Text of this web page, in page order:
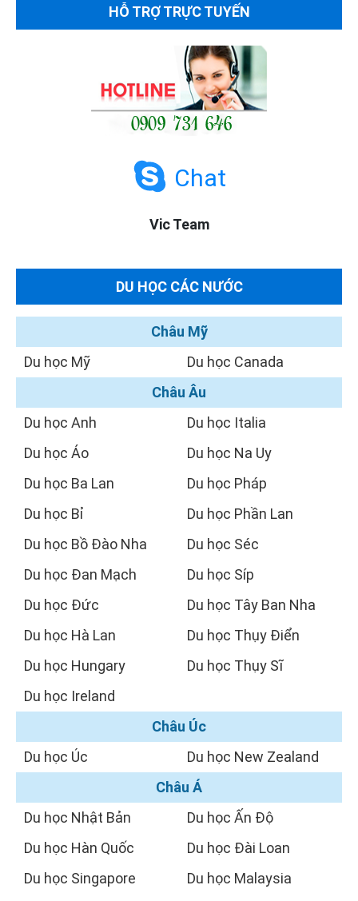
HỖ TRỢ TRỰC TUYẾN
Chat
Vic Team
DU HỌC CÁC NƯỚC
Châu Mỹ
Du học Mỹ
Du học Canada
Châu Âu
Du học Anh
Du học Áo
Du học Ba Lan
Du học Bỉ
Du học Bồ Đào Nha
Du học Đan Mạch
Du học Đức
Du học Hà Lan
Du học Hungary
Du học Ireland
Du học Italia
Du học Na Uy
Du học Pháp
Du học Phần Lan
Du học Séc
Du học Síp
Du học Tây Ban Nha
Du học Thụy Điển
Du học Thụy Sĩ
Châu Úc
Du học Úc
Du học New Zealand
Châu Á
Du học Nhật Bản
Du học Hàn Quốc
Du học Singapore
Du học Ấn Độ
Du học Đài Loan
Du học Malaysia